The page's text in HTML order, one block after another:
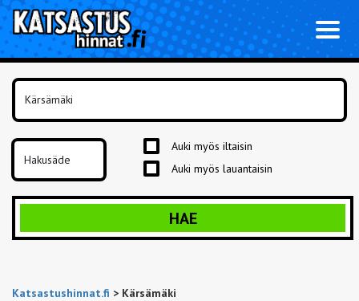
Auki myös iltaisin
Auki myös lauantaisin
HAE
Katsastushinnat.fi > Kärsämäki